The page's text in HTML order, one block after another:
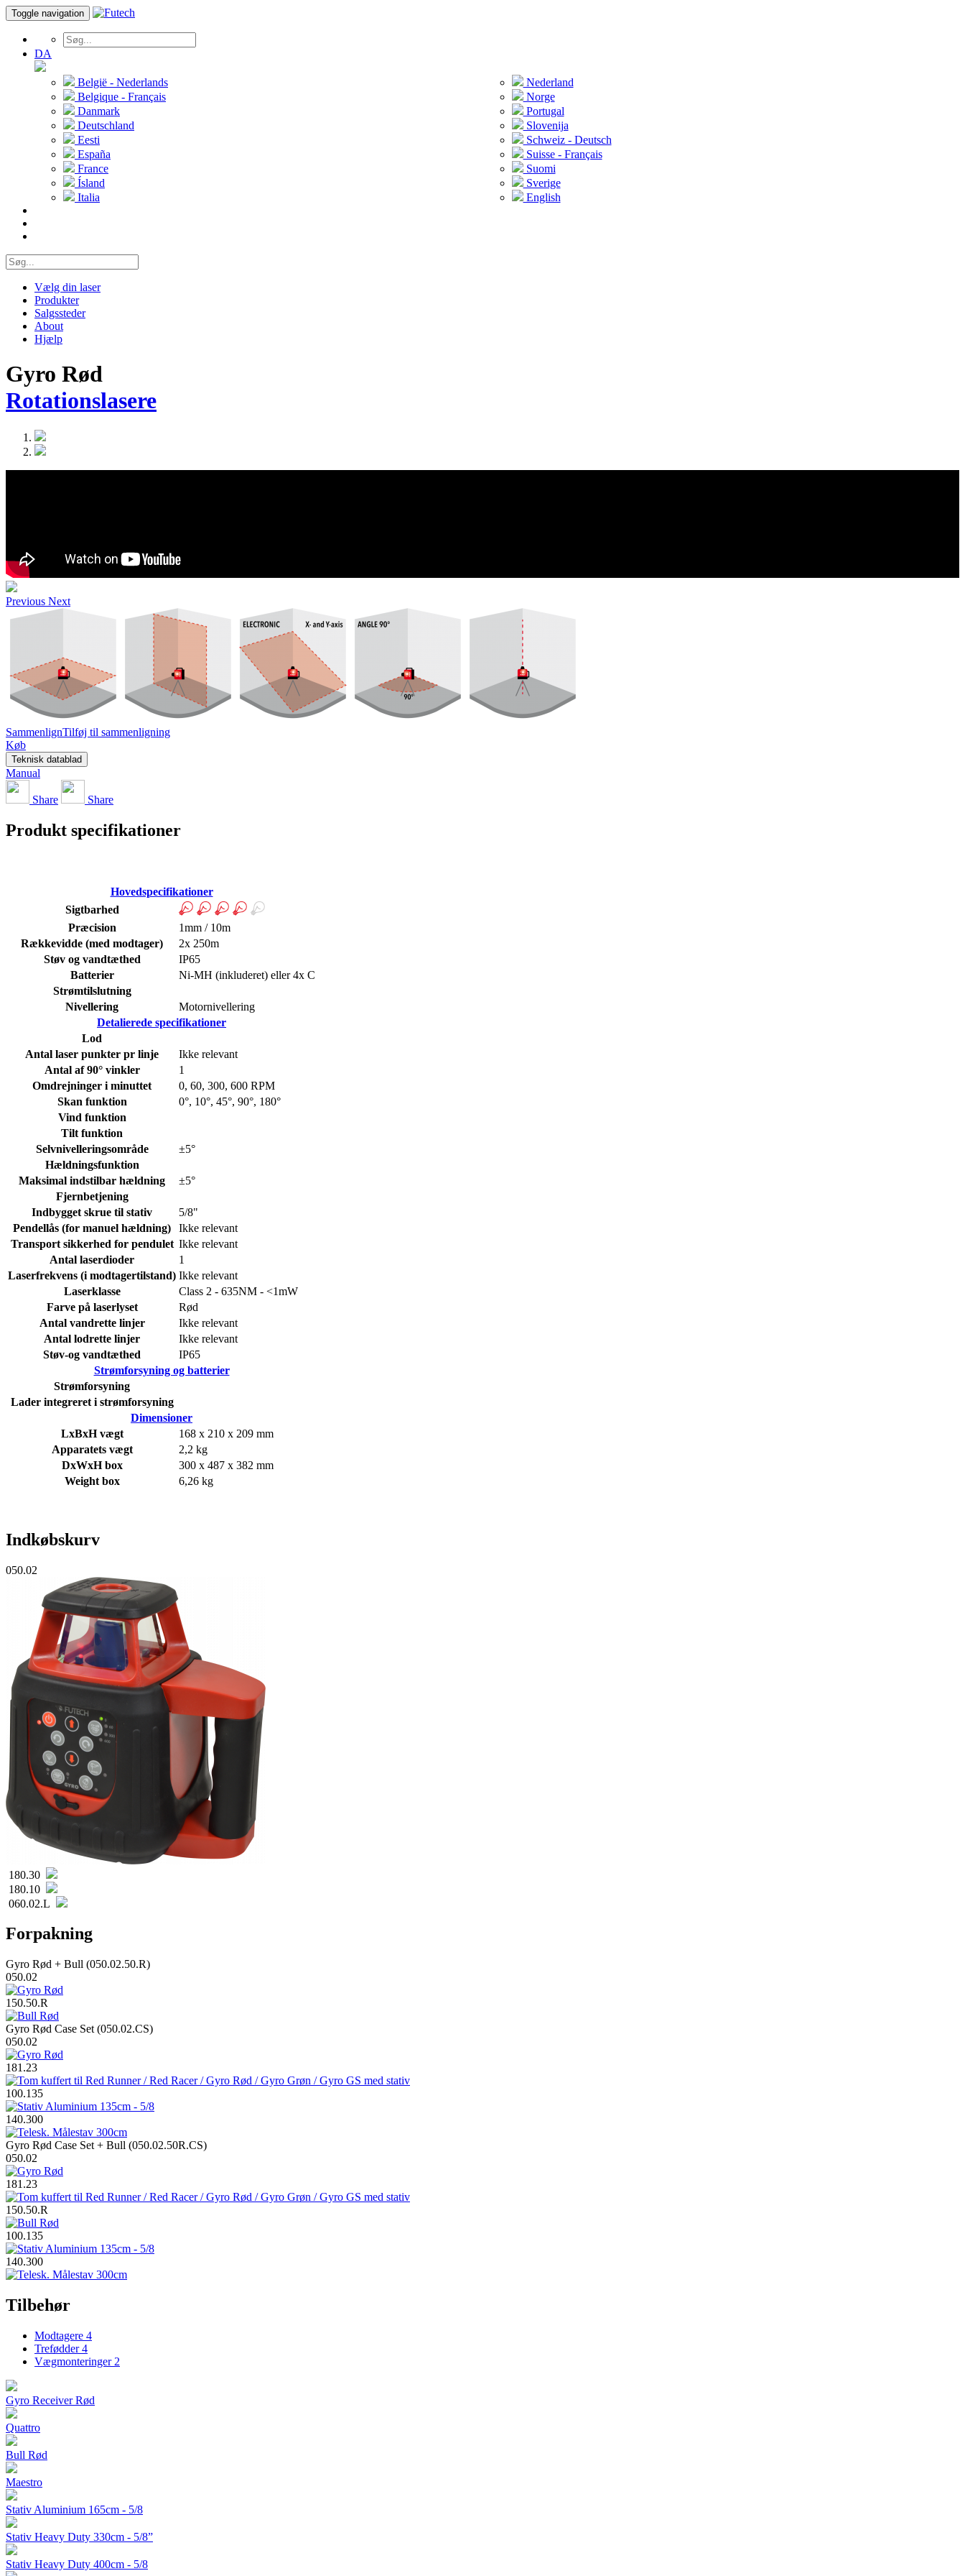
Toggle navigation
DA
België - Nederlands
Belgique - Français
Danmark
Deutschland
Eesti
España
France
Ísland
Italia
Nederland
Norge
Portugal
Slovenija
Schweiz - Deutsch
Suisse - Français
Suomi
Sverige
English
Vælg din laser
Produkter
Salgssteder
About
Hjælp
Gyro Rød
Rotationslasere
Previous Next
SammenlignTilføj til sammenligning
Køb
Teknisk datablad
Manual
Share Share
Produkt specifikationer
Hovedspecifikationer
Sigtbarhed
Præcision
1mm / 10m
Rækkevidde (med modtager)
2x 250m
Støv og vandtæthed
IP65
Batterier
Ni-MH (inkluderet) eller 4x C
Strømtilslutning
Nivellering
Motornivellering
Detalierede specifikationer
Lod
Antal laser punkter pr linje
Ikke relevant
Antal af 90° vinkler
1
Omdrejninger i minuttet
0, 60, 300, 600 RPM
Skan funktion
0°, 10°, 45°, 90°, 180°
Vind funktion
Tilt funktion
Selvnivelleringsområde
±5°
Hældningsfunktion
Maksimal indstilbar hældning
±5°
Fjernbetjening
Indbygget skrue til stativ
5/8"
Pendellås (for manuel hældning)
Ikke relevant
Transport sikkerhed for pendulet Ikke relevant
Antal laserdioder
1
Laserfrekvens (i modtagertilstand) Ikke relevant
Laserklasse
Class 2 - 635NM - <1mW
Farve på laserlyset
Rød
Antal vandrette linjer
Ikke relevant
Antal lodrette linjer
Ikke relevant
Støv-og vandtæthed
IP65
Strømforsyning og batterier
Strømforsyning
Lader integreret i strømforsyning
Dimensioner
LxBxH vægt
168 x 210 x 209 mm
Apparatets vægt
2,2 kg
DxWxH box
300 x 487 x 382 mm
Weight box
6,26 kg
Indkøbskurv
050.02
180.30
180.10
060.02.L
Forpakning
Gyro Rød + Bull (050.02.50.R)
050.02
150.50.R
Gyro Rød Case Set (050.02.CS)
050.02
181.23
100.135
140.300
Gyro Rød Case Set + Bull (050.02.50R.CS)
050.02
181.23
150.50.R
100.135
140.300
Tilbehør
Modtagere 4
Trefødder4
Vægmonteringer 2
Gyro Receiver Rød
Quattro
Bull Rød
Maestro
Stativ Aluminium 165cm - 5/8
Stativ Heavy Duty 330cm - 5/8”
Stativ Heavy Duty 400cm - 5/8